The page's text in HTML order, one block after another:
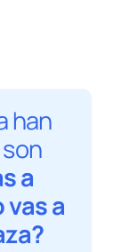
han
a
a